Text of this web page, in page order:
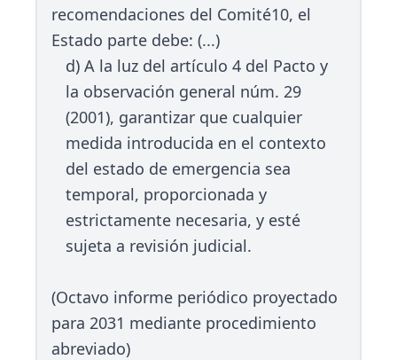
recomendaciones del Comité10, el
Estado parte debe: (...)
d) A la luz del artículo 4 del Pacto y
la observación general núm. 29
(2001), garantizar que cualquier
medida introducida en el contexto
del estado de emergencia sea
temporal, proporcionada y
estrictamente necesaria, y esté
sujeta a revisión judicial.
(Octavo informe periódico proyectado
para 2031 mediante procedimiento
abreviado)